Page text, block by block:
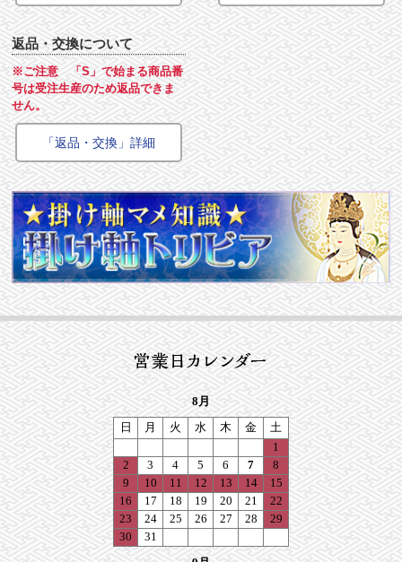
返品・交換について
※ご注意 「S」で始まる商品番
号は受注生産のため返品できま
せん。
「返品・交換」詳細